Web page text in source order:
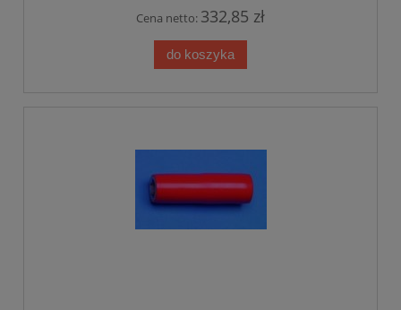
Cena netto: 332,85 zł
do koszyka